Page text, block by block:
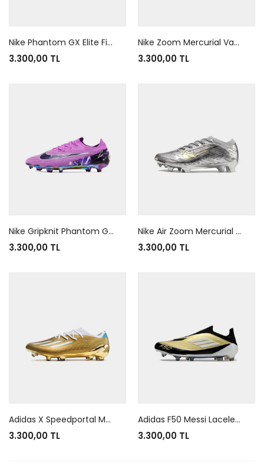
Nike Phantom GX Elite Firm Ground White Gold Black
3.300,00 TL
Nike Zoom Mercurial Vapor 15 Generations Pack Metallic Copper
3.300,00 TL
Nike Gripknit Phantom GX Elite FG Thunder Pack
3.300,00 TL
Nike Air Zoom Mercurial Vapor 15 XXV SE Metallic SilverWolf Grey
3.300,00 TL
Adidas X Speedportal Messi +F30 Leyenda Gold White Black
3.300,00 TL
Adidas F50 Messi Laceless FG Black Gold
3.300,00 TL